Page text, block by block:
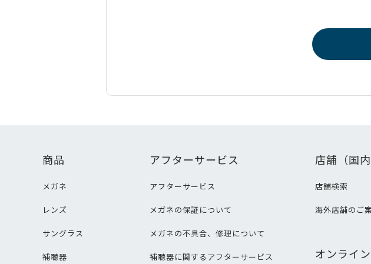
商品
メガネ
レンズ
サングラス
補聴器
アフターサービス
アフターサービス
メガネの保証について
メガネの不具合、修理について
補聴器に関するアフターサービス
店舗（国内
店舗検索
海外店舗のご
オンライ